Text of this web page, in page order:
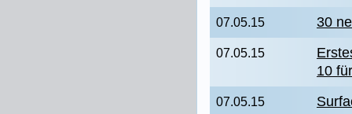
07.05.15 30
07.05.15
10
07.05.15